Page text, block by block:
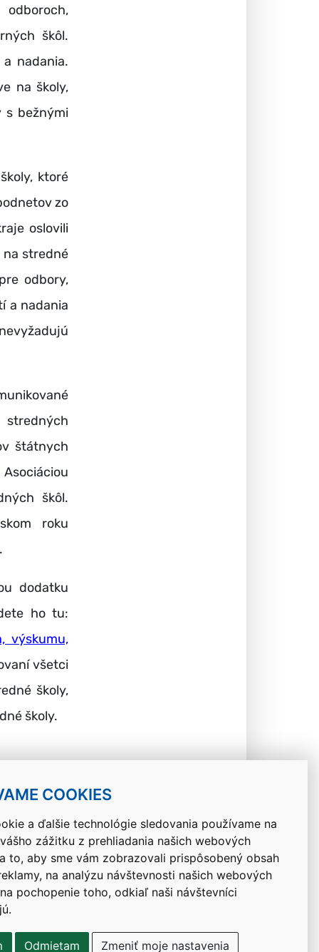
COOKIES
a ďalšie technológie sledovania používame na
zážitku z prehliadania našich webových
to, aby sme vám zobrazovali prispôsobený obsah
na analýzu návštevnosti našich webových
pochopenie toho, odkiaľ naši návštevníci
Odmietam Zmeniť moje nastavenia
škôl.
nadania.
na školy,
s bežnými
ktoré
zo
oslovili
na stredné
odbory,
a nadania
štátnych
škôl.
roku
dodatku
ho tu:
výskumu,
všetci
školy,
školy.
Návrat hore